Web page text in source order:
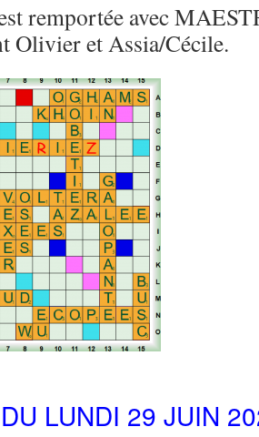
remportée avec
Olivier et Assia/Cécile.
LUNDI 29 JUIN